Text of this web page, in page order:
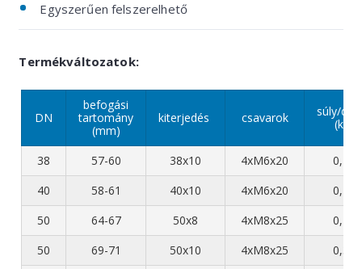
Egyszerűen felszerelhető
Termékváltozatok:
DN
befogási
tartomány
(mm)
kiterjedés csavarok
súly/
(kg)
38 57-60 38x10 4xM6x20
0,18
40
58-61 40x10 4xM6x20
0,19
50
64-67 50x8 4xM8x25
0,27
50
69-71 50x10 4xM8x25
0,31